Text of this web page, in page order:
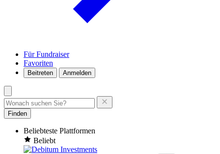
Für Fundraiser
Favoriten
Beitreten Anmelden
Finden
Beliebteste Plattformen
Beliebt